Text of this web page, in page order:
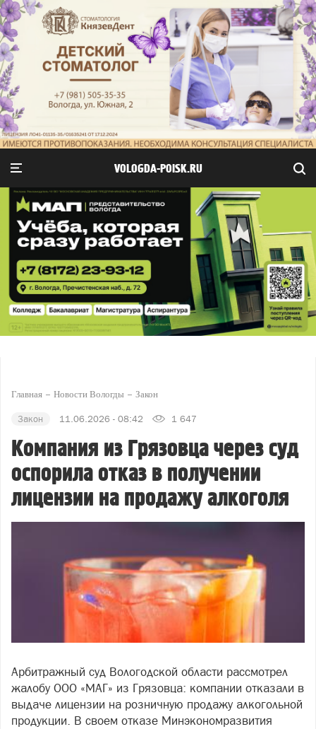
VOLOGDA-POISK.RU
Главная Новости Вологды Закон
Закон 11.06.2026 - 08:42 1 647
Компания из Грязовца через суд
оспорила отказ в получении
лицензии на продажу алкоголя
Арбитражный суд Вологодской области рассмотрел
жалобу ООО «МАГ» из Грязовца: компании отказали в
выдаче лицензии на розничную продажу алкогольной
продукции. В своем отказе Минэкономразвития